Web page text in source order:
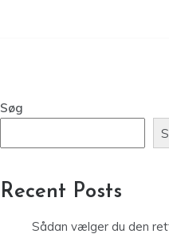
Søg
Recent Posts
Sådan vælger du den